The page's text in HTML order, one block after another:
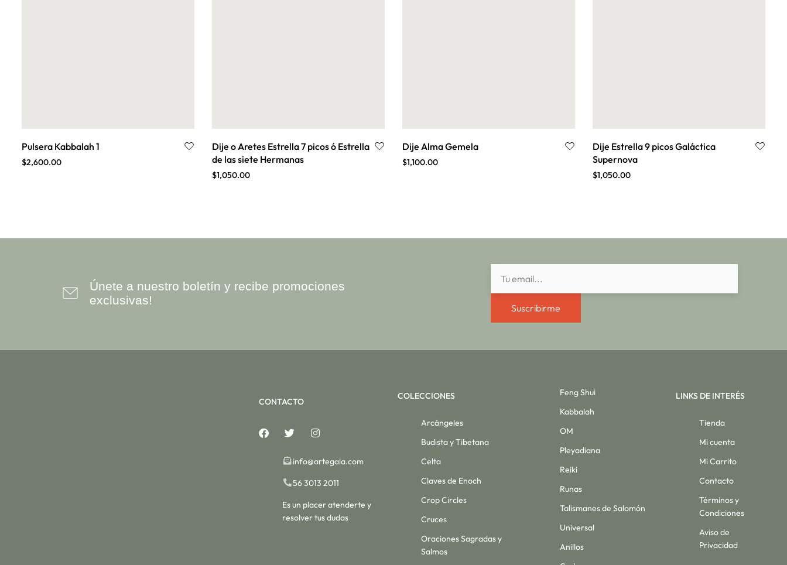
Pulsera Kabbalah 1
$2,600.00
Dije o Aretes Estrella 7 picos ó Estrella
de las siete Hermanas
$1,050.00
Dije Alma Gemela
$1,100.00
Dije Estrella 9 picos Galáctica
Supernova
$1,050.00
Únete a nuestro boletín y recibe promociones
exclusivas!
Suscribirme
CONTACTO
info@artegaia.com
56 3013 2011
Es un placer atenderte y
resolver tus dudas
COLECCIONES
Arcángeles
Budista y Tibetana
Celta
Claves de Enoch
Crop Circles
Cruces
Oraciones Sagradas y
Salmos
Feng Shui
Kabbalah
OM
Pleyadiana
Reiki
Runas
Talismanes de Salomón
Universal
Anillos
LINKS DE INTERÉS
Tienda
Mi cuenta
Mi Carrito
Contacto
Términos y
Condiciones
Aviso de
Privacidad